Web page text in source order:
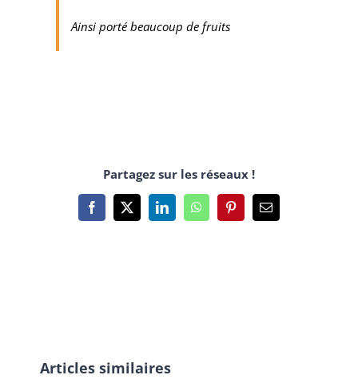
Ainsi porté beaucoup de fruits
Partagez sur les réseaux !
Facebook
X LinkedInWhatsAppPinterestEmail
Articles similaires